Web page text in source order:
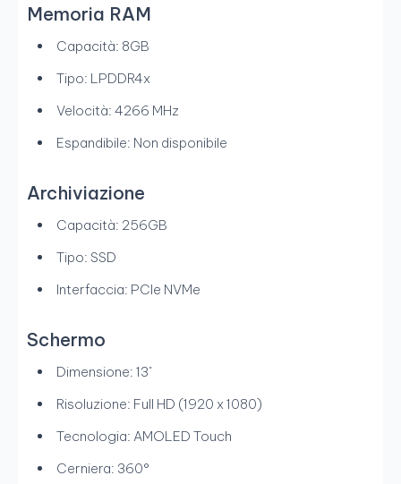
Memoria RAM
Capacità: 8GB
Tipo: LPDDR4x
Velocità: 4266 MHz
Espandibile: Non disponibile
Archiviazione
Capacità: 256GB
Tipo: SSD
Interfaccia: PCIe NVMe
Schermo
Dimensione: 13"
Risoluzione: Full HD (1920 x 1080)
Tecnologia: AMOLED Touch
Cerniera: 360°